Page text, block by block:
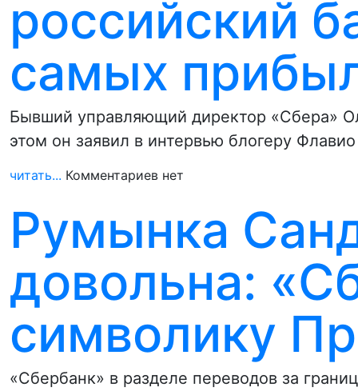
российский
самых
Бывший управляющий директор «Сбера»
этом он заявил в интервью блогеру
читать... Комментариев нет
Румынка
довольна:
символику
«Сбербанк» в разделе переводов за